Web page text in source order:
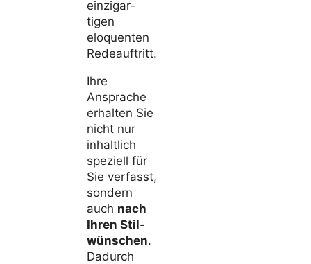
einzig­ar­
tigen
eloquenten
Redeauftritt.
Ihre
Ansprache
erhalten Sie
nicht nur
inhalt­lich
speziell für
Sie verfasst,
sondern
auch nach
Ihren Stil­
wün­schen.
Dadurch